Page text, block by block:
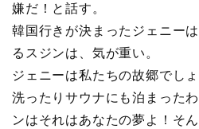
嫌だ！と話す。
韓国行きが決まったジェニー
るスジンは、気が重い。
ジェニーは私たちの故郷でし
洗ったりサウナにも泊まった
ンはそれはあなたの夢よ！そ